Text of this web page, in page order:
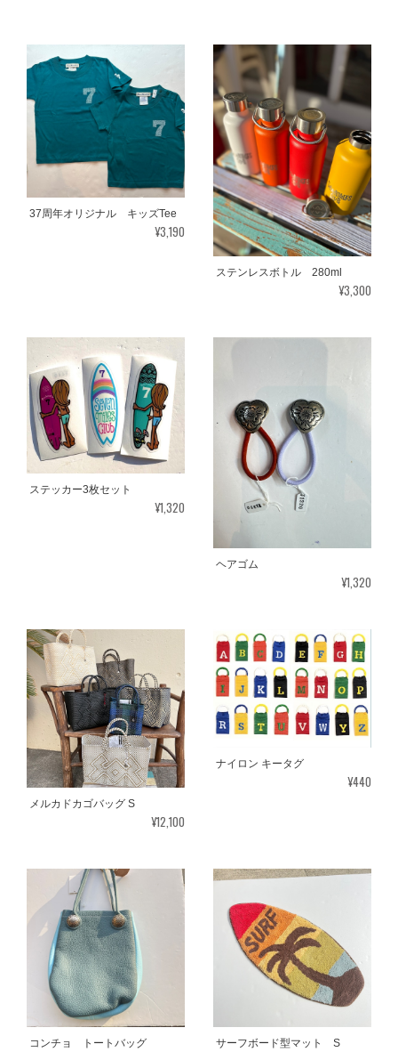
37周年オリジナル キッズTee
¥3,190
ステンレスボトル 280ml
¥3,300
ステッカー3枚セット
¥1,320
ヘアゴム
¥1,320
メルカドカゴバッグ S
¥12,100
ナイロン キータグ
¥440
コンチョ トートバッグ サーフボード型マット S